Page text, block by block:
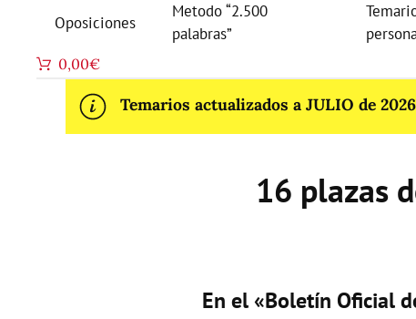
Oposiciones
Metodo “2.500
palabras”
0,00€
Temarios actualizados a JULIO de
16 plazas
En el «Boletín Oficial